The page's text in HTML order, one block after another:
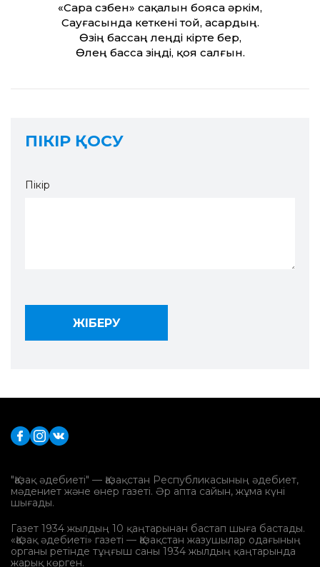
«Сара сөзбен» сақалын бояса әркім,
Сауғасында кеткені той, асардың.
Өзің бассаң өлеңді өкірте бер,
Өлең басса өзіңді, қоя салғын.
ПІКІР ҚОСУ
Пікір
"Қазақ әдебиеті" — Қазақстан Республикасының әдебиет,
мәдениет және өнер газеті. Әр апта сайын, жұма күні
шығады.
Газет 1934 жылдың 10 қаңтарынан бастап шыға бастады.
«Қазақ әдебиеті» газеті — Қазақстан жазушылар одағының
органы ретінде тұңғыш саны 1934 жылдың қаңтарында
жарық көрген.